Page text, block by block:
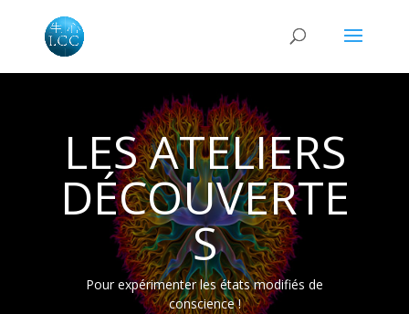
LES ATELIERS
DÉCOUVERTE
S
Pour expérimenter les états modifiés de
conscience !